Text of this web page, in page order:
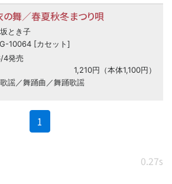
の舞／春夏秋冬まつり唄
とき子
10064 [カセット]
4発売
1,210円（本体1,100円）
謡／舞踊曲／舞踊歌謡
1
0.27s